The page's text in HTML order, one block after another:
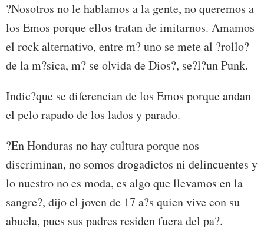
?Nosotros no le hablamos a la gente, no queremos a
los Emos porque ellos tratan de imitarnos. Amamos
el rock alternativo, entre m? uno se mete al ?rollo?
de la m?sica, m? se olvida de Dios?, se?l?un Punk.
Indic?que se diferencian de los Emos porque andan
el pelo rapado de los lados y parado.
?En Honduras no hay cultura porque nos
discriminan, no somos drogadictos ni delincuentes y
lo nuestro no es moda, es algo que llevamos en la
sangre?, dijo el joven de 17 a?s quien vive con su
abuela, pues sus padres residen fuera del pa?.